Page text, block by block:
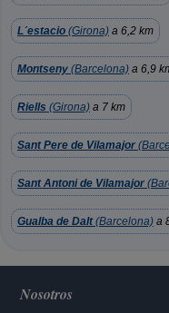
L´estacio (Girona) a 6,2 km
Montseny (Barcelona) a 6,9
Riells (Girona) a 7 km
Sant Pere de Vilamajor
Sant Antoni de Vilamajor
Gualba de Dalt(Barcelona) a
Nosotros